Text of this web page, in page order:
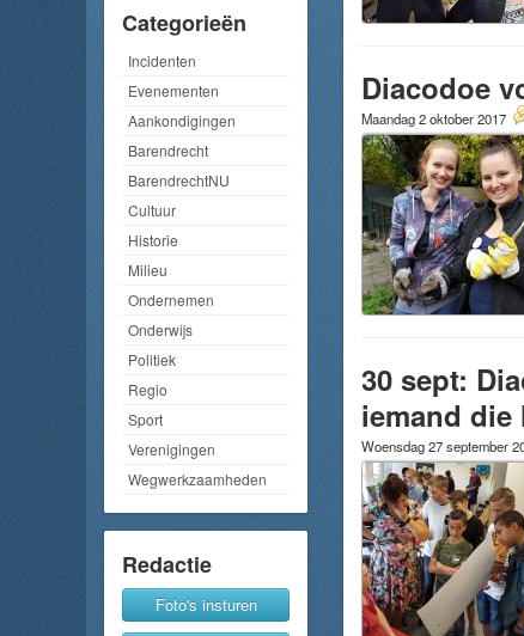
Categorieën
Incidenten
Evenementen
Aankondigingen
Barendrecht
BarendrechtNU
Cultuur
Historie
Milieu
Ondernemen
Onderwijs
Politiek
Regio
Sport
Verenigingen
Wegwerkzaamheden
Redactie
Foto's insturen
Diacodoe
Maandag 2 oktober 2017
30 sept:
iemand
Woensdag 27 september